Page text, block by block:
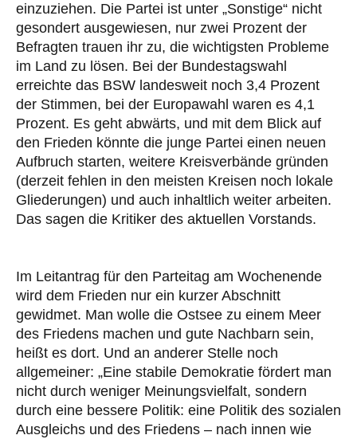
einzuziehen. Die Partei ist unter „Sonstige“ nicht
gesondert ausgewiesen, nur zwei Prozent der
Befragten trauen ihr zu, die wichtigsten Probleme
im Land zu lösen. Bei der Bundestagswahl
erreichte das BSW landesweit noch 3,4 Prozent
der Stimmen, bei der Europawahl waren es 4,1
Prozent. Es geht abwärts, und mit dem Blick auf
den Frieden könnte die junge Partei einen neuen
Aufbruch starten, weitere Kreisverbände gründen
(derzeit fehlen in den meisten Kreisen noch lokale
Gliederungen) und auch inhaltlich weiter arbeiten.
Das sagen die Kritiker des aktuellen Vorstands.
Im Leitantrag für den Parteitag am Wochenende
wird dem Frieden nur ein kurzer Abschnitt
gewidmet. Man wolle die Ostsee zu einem Meer
des Friedens machen und gute Nachbarn sein,
heißt es dort. Und an anderer Stelle noch
allgemeiner: „Eine stabile Demokratie fördert man
nicht durch weniger Meinungsvielfalt, sondern
durch eine bessere Politik: eine Politik des sozialen
Ausgleichs und des Friedens – nach innen wie